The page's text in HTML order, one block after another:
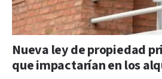
Nueva ley de propiedad
que impactarían en los